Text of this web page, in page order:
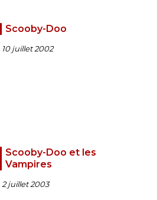
Scooby-Doo
10 juillet 2002
Scooby-Doo et les
Vampires
2 juillet 2003